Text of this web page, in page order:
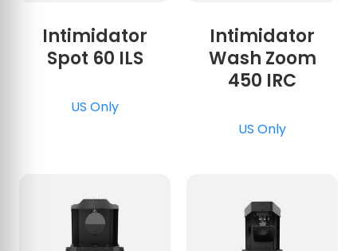
Intimidator
Spot 60 ILS
US Only
Intimidator
Wash Zoom
450 IRC
US Only